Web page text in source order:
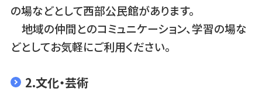
の場などとして西部公民館があります。
地域の仲間とのコミュニケーション、学習の場な
どとしてお気軽にご利用ください。
2.文化・芸術